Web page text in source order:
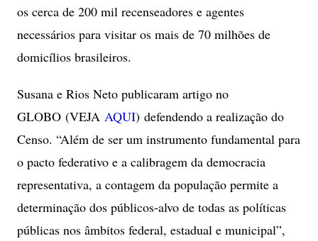
os cerca de 200 mil recenseadores e agentes
necessários para visitar os mais de 70 milhões de
domicílios brasileiros.
Susana e Rios Neto publicaram artigo no
GLOBO (VEJA AQUI) defendendo a realização do
Censo. “Além de ser um instrumento fundamental para
o pacto federativo e a calibragem da democracia
representativa, a contagem da população permite a
determinação dos públicos-alvo de todas as políticas
públicas nos âmbitos federal, estadual e municipal”,